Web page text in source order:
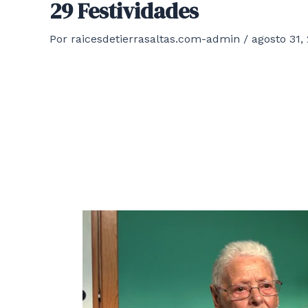
29 Festividades
Por raicesdetierrasaltas.com-admin / agosto 31,